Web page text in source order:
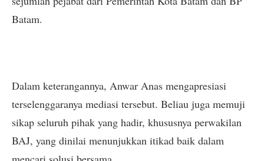
Batam.
Dalam keterangannya, Anwar Anas mengapresiasi
terselenggaranya mediasi tersebut. Beliau juga memuji
sikap seluruh pihak yang hadir, khususnya perwakilan
BAJ, yang dinilai menunjukkan itikad baik dalam